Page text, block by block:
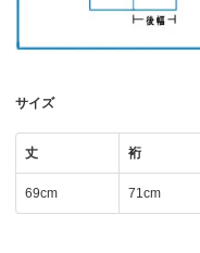
サイズ
丈 裄
69cm 71cm